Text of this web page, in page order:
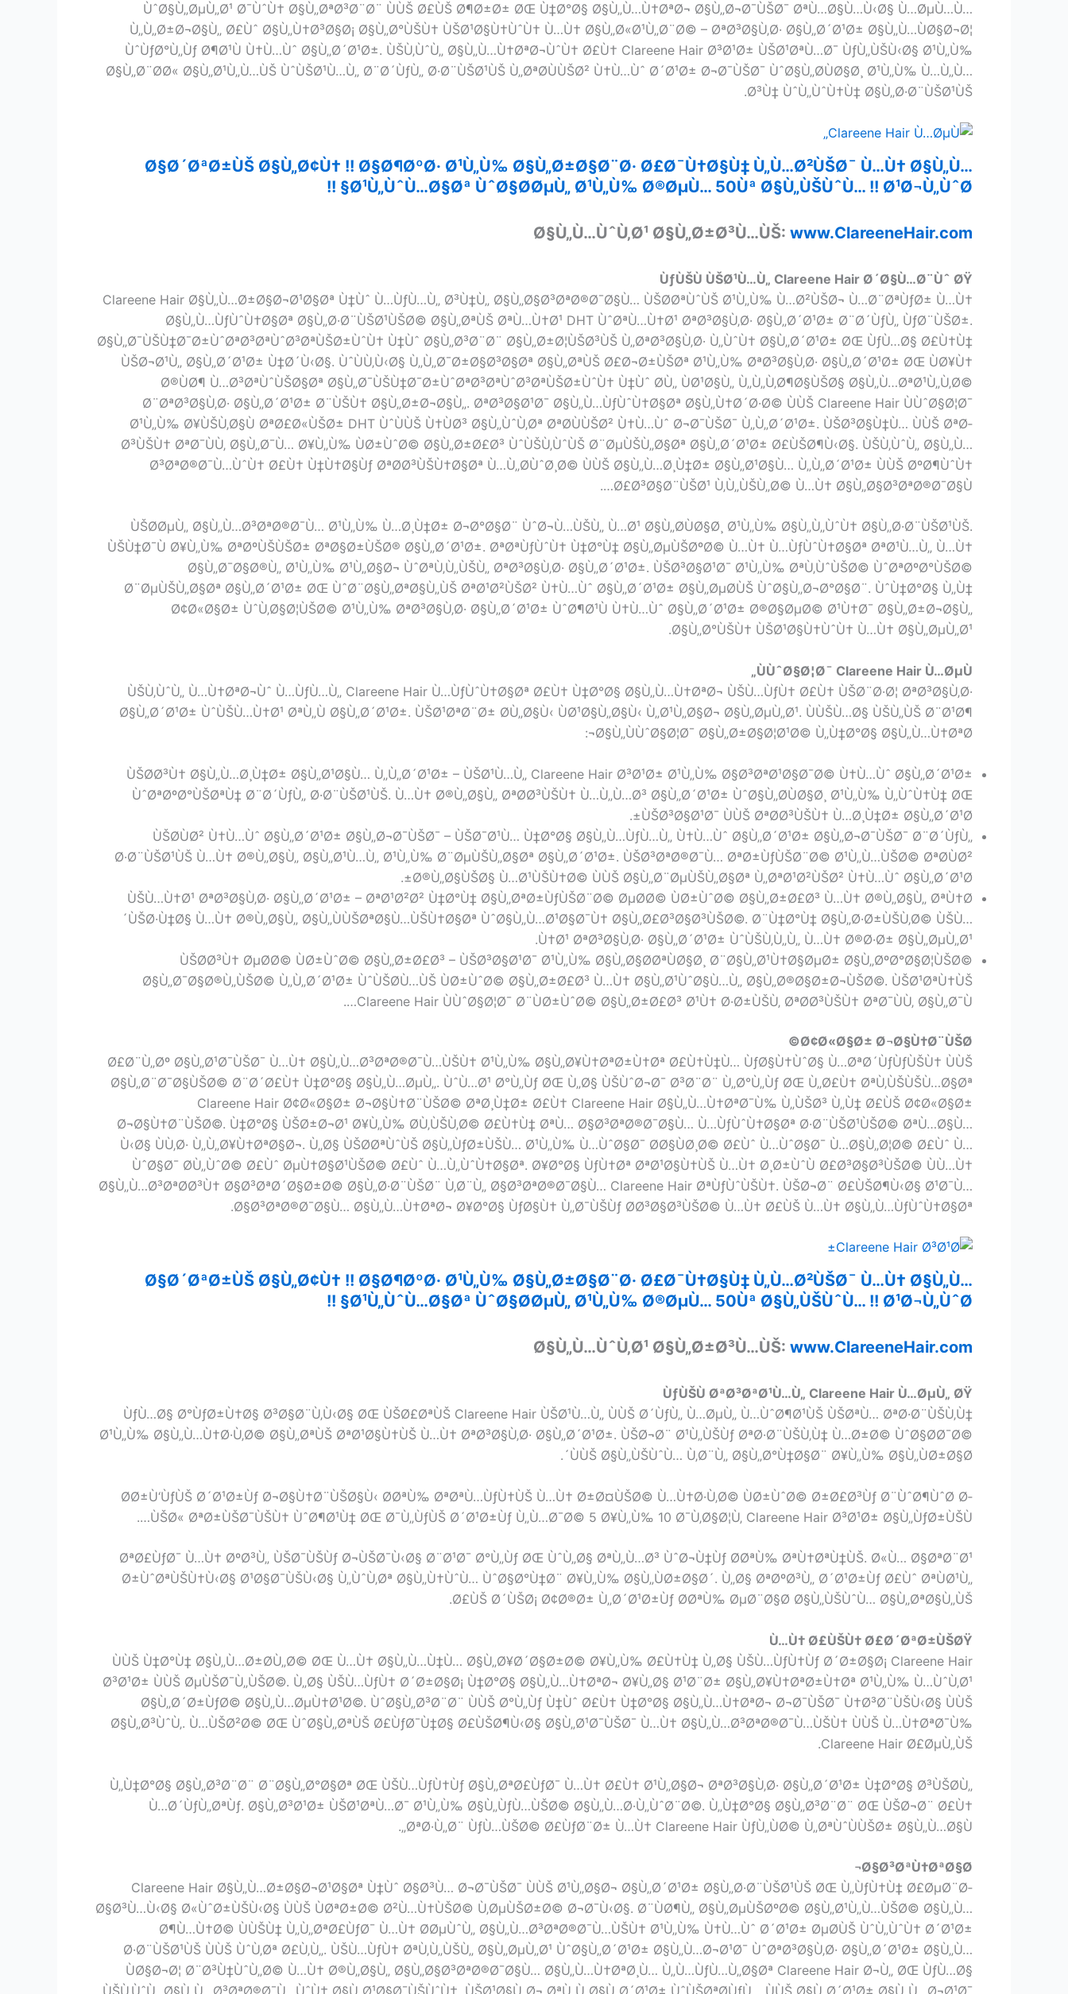
ÙˆØ§Ù„ØµÙ„Ø¹ Ø¯ÙˆÙ† Ø§Ù„ØªØ³Ø¨Ø¨ ÙÙŠ Ø£ÙŠ Ø¶Ø±Ø± ØŒ Ù‡Ø°Ø§ Ø§Ù„Ù…Ù†ØªØ¬ Ø§Ù„Ø¬Ø¯ÙŠØ¯ ØªÙ…Ø§Ù…Ù‹Ø§ Ù…ØµÙ…Ù…
Ù„Ù„Ø±Ø¬Ø§Ù„ Ø£Ùˆ Ø§Ù„Ù†Ø³Ø§Ø¡ Ø§Ù„Ø°ÙŠÙ† ÙŠØ¹Ø§Ù†ÙˆÙ† Ù…Ù† Ø§Ù„Ø«Ø¹Ù„Ø¨Ø© – ØªØ³Ø§Ù‚Ø· Ø§Ù„Ø´Ø¹Ø± Ø§Ù„Ù…ÙØ§Ø¬Ø¦
ÙˆÙƒØ°Ù„Ùƒ Ø¶Ø¹Ù Ù†Ù…Ùˆ Ø§Ù„Ø´Ø¹Ø±. ÙŠÙ‚ÙˆÙ„ Ø§Ù„Ù…Ù†ØªØ¬ÙˆÙ† Ø£Ù† Clareene Hair Ø³Ø¹Ø± ÙŠØ¹ØªÙ…Ø¯ ÙƒÙ„ÙŠÙ‹Ø§ Ø¹Ù„Ù‰
Ø§Ù„Ø¨Ø­Ø« Ø§Ù„Ø¹Ù„Ù…ÙŠ ÙˆÙŠØ¹Ù…Ù„ Ø¨Ø´ÙƒÙ„ Ø·Ø¨ÙŠØ¹ÙŠ Ù„ØªØ­ÙÙŠØ² Ù†Ù…Ùˆ Ø´Ø¹Ø± Ø¬Ø¯ÙŠØ¯ ÙˆØ§Ù„Ø­ÙØ§Ø¸ Ø¹Ù„Ù‰ Ù…Ù„Ù…
Ø³Ù‡ ÙˆÙ„ÙˆÙ†Ù‡ Ø§Ù„Ø·Ø¨ÙŠØ¹ÙŠ.
Ø§Ø´ØªØ±ÙŠ Ø§Ù„Ø¢Ù† !! Ø§Ø¶ØºØ· Ø¹Ù„Ù‰ Ø§Ù„Ø±Ø§Ø¨Ø· Ø£Ø¯Ù†Ø§Ù‡ Ù„Ù…Ø²ÙŠØ¯ Ù…Ù† Ø§Ù„Ù…
Ø¹Ù„ÙˆÙ…Ø§Øª ÙˆØ§Ø­ØµÙ„ Ø¹Ù„Ù‰ Ø®ØµÙ… 50Ùª Ø§Ù„ÙŠÙˆÙ… !! Ø¹Ø¬Ù„ÙˆØ§ !!
Ø§Ù„Ù…ÙˆÙ‚Ø¹ Ø§Ù„Ø±Ø³Ù…ÙŠ: www.ClareeneHair.com
ÙƒÙŠÙ ÙŠØ¹Ù…Ù„ Clareene Hair Ø´Ø§Ù…Ø¨Ùˆ ØŸ
Clareene Hair Ø§Ù„Ù…Ø±Ø§Ø¬Ø¹Ø§Øª Ù‡Ùˆ Ù…ÙƒÙ…Ù„ Ø³Ù‡Ù„ Ø§Ù„Ø§Ø³ØªØ®Ø¯Ø§Ù… ÙŠØ­ØªÙˆÙŠ Ø¹Ù„Ù‰ Ù…Ø²ÙŠØ¬ Ù…Ø¨ØªÙƒØ± Ù…Ù†
Ø§Ù„Ù…ÙƒÙˆÙ†Ø§Øª Ø§Ù„Ø·Ø¨ÙŠØ¹ÙŠØ© Ø§Ù„ØªÙŠ ØªÙ…Ù†Ø¹ DHT ÙˆØªÙ…Ù†Ø¹ ØªØ³Ø§Ù‚Ø· Ø§Ù„Ø´Ø¹Ø± Ø¨Ø´ÙƒÙ„ ÙƒØ¨ÙŠØ±.
Ø§Ù„Ø¯ÙŠÙ‡Ø¯Ø±ÙˆØªØ³ØªÙˆØ³ØªÙŠØ±ÙˆÙ† Ù‡Ùˆ Ø§Ù„Ø³Ø¨Ø¨ Ø§Ù„Ø±Ø¦ÙŠØ³ÙŠ Ù„ØªØ³Ø§Ù‚Ø· Ù„ÙˆÙ† Ø§Ù„Ø´Ø¹Ø± ØŒ ÙƒÙ…Ø§ Ø£Ù†Ù‡
ÙŠØ¬Ø¹Ù„ Ø§Ù„Ø´Ø¹Ø± Ù‡Ø´Ù‹Ø§. ÙˆÙÙ‚Ù‹Ø§ Ù„Ù„Ø¯Ø±Ø§Ø³Ø§Øª Ø§Ù„ØªÙŠ Ø£Ø¬Ø±ÙŠØª Ø¹Ù„Ù‰ ØªØ³Ø§Ù‚Ø· Ø§Ù„Ø´Ø¹Ø± ØŒ ÙØ¥Ù†
Ø®ÙØ¶ Ù…Ø³ØªÙˆÙŠØ§Øª Ø§Ù„Ø¯ÙŠÙ‡Ø¯Ø±ÙˆØªØ³ØªÙˆØ³ØªÙŠØ±ÙˆÙ† Ù‡Ùˆ Ø­Ù„ ÙØ¹Ø§Ù„ Ù„Ù„Ù‚Ø¶Ø§ÙŠØ§ Ø§Ù„Ù…ØªØ¹Ù„Ù‚Ø©
Ø¨ØªØ³Ø§Ù‚Ø· Ø§Ù„Ø´Ø¹Ø± Ø¨ÙŠÙ† Ø§Ù„Ø±Ø¬Ø§Ù„. ØªØ³Ø§Ø¹Ø¯ Ø§Ù„Ù…ÙƒÙˆÙ†Ø§Øª Ø§Ù„Ù†Ø´Ø·Ø© ÙÙŠ Clareene Hair ÙÙˆØ§Ø¦Ø¯
Ø¹Ù„Ù‰ Ø¥ÙŠÙ‚Ø§Ù ØªØ£Ø«ÙŠØ± DHT ÙˆÙÙŠ Ù†ÙØ³ Ø§Ù„ÙˆÙ‚Øª ØªØ­ÙÙŠØ² Ù†Ù…Ùˆ Ø¬Ø¯ÙŠØ¯ Ù„Ù„Ø´Ø¹Ø±. ÙŠØ³Ø§Ù‡Ù… ÙÙŠ ØªØ­
Ø³ÙŠÙ† ØªØ¯ÙÙ‚ Ø§Ù„Ø¯Ù… Ø¥Ù„Ù‰ ÙØ±ÙˆØ© Ø§Ù„Ø±Ø£Ø³ ÙˆÙŠÙ‚ÙˆÙŠ Ø¨ØµÙŠÙ„Ø§Øª Ø§Ù„Ø´Ø¹Ø± Ø£ÙŠØ¶Ù‹Ø§. ÙŠÙ‚ÙˆÙ„ Ø§Ù„Ù…
Ø³ØªØ®Ø¯Ù…ÙˆÙ† Ø£Ù† Ù‡Ù†Ø§Ùƒ ØªØ­Ø³ÙŠÙ†Ø§Øª Ù…Ù„Ø­ÙˆØ¸Ø© ÙÙŠ Ø§Ù„Ù…Ø¸Ù‡Ø± Ø§Ù„Ø¹Ø§Ù… Ù„Ù„Ø´Ø¹Ø± ÙÙŠ ØºØ¶ÙˆÙ†
Ø£Ø³Ø§Ø¨ÙŠØ¹ Ù‚Ù„ÙŠÙ„Ø© Ù…Ù† Ø§Ù„Ø§Ø³ØªØ®Ø¯Ø§Ù….
ÙŠØ­ØµÙ„ Ø§Ù„Ù…Ø³ØªØ®Ø¯Ù… Ø¹Ù„Ù‰ Ù…Ø¸Ù‡Ø± Ø¬Ø°Ø§Ø¨ ÙˆØ¬Ù…ÙŠÙ„ Ù…Ø¹ Ø§Ù„Ø­ÙØ§Ø¸ Ø¹Ù„Ù‰ Ø§Ù„Ù„ÙˆÙ† Ø§Ù„Ø·Ø¨ÙŠØ¹ÙŠ.
ÙŠÙ‡Ø¯Ù Ø¥Ù„Ù‰ ØªØºÙŠÙŠØ± ØªØ§Ø±ÙŠØ® Ø§Ù„Ø´Ø¹Ø±. ØªØªÙƒÙˆÙ† Ù‡Ø°Ù‡ Ø§Ù„ØµÙŠØºØ© Ù…Ù† Ù…ÙƒÙˆÙ†Ø§Øª ØªØ¹Ù…Ù„ Ù…Ù†
Ø§Ù„Ø¯Ø§Ø®Ù„ Ø¹Ù„Ù‰ Ø¹Ù„Ø§Ø¬ ÙˆØªÙ‚Ù„ÙŠÙ„ ØªØ³Ø§Ù‚Ø· Ø§Ù„Ø´Ø¹Ø±. ÙŠØ³Ø§Ø¹Ø¯ Ø¹Ù„Ù‰ ØªÙ‚ÙˆÙŠØ© ÙˆØªØºØ°ÙŠØ©
Ø¨ØµÙŠÙ„Ø§Øª Ø§Ù„Ø´Ø¹Ø± ØŒ ÙˆØ¨Ø§Ù„ØªØ§Ù„ÙŠ ØªØ¹Ø²ÙŠØ² Ù†Ù…Ùˆ Ø§Ù„Ø´Ø¹Ø± Ø§Ù„ØµØ­ÙŠ ÙˆØ§Ù„Ø¬Ø°Ø§Ø¨. ÙˆÙ‡Ø°Ø§ Ù„Ù‡
Ø¢Ø«Ø§Ø± ÙˆÙ‚Ø§Ø¦ÙŠØ© Ø¹Ù„Ù‰ ØªØ³Ø§Ù‚Ø· Ø§Ù„Ø´Ø¹Ø± ÙˆØ¶Ø¹Ù Ù†Ù…Ùˆ Ø§Ù„Ø´Ø¹Ø± Ø®Ø§ØµØ© Ø¹Ù†Ø¯ Ø§Ù„Ø±Ø¬Ø§Ù„
Ø§Ù„Ø°ÙŠÙ† ÙŠØ¹Ø§Ù†ÙˆÙ† Ù…Ù† Ø§Ù„ØµÙ„Ø¹.
ÙÙˆØ§Ø¦Ø¯ Clareene Hair Ù…ØµÙ„
ÙŠÙ‚ÙˆÙ„ Ù…Ù†ØªØ¬Ùˆ Ù…ÙƒÙ…Ù„ Clareene Hair Ù…ÙƒÙˆÙ†Ø§Øª Ø£Ù† Ù‡Ø°Ø§ Ø§Ù„Ù…Ù†ØªØ¬ ÙŠÙ…ÙƒÙ† Ø£Ù† ÙŠØ¨Ø·Ø¦ ØªØ³Ø§Ù‚Ø·
Ø§Ù„Ø´Ø¹Ø± ÙˆÙŠÙ…Ù†Ø¹ ØªÙ„Ù Ø§Ù„Ø´Ø¹Ø±. ÙŠØ¹ØªØ¨Ø± Ø­Ù„Ø§Ù‹ ÙØ¹Ø§Ù„Ø§Ù‹ Ù„Ø¹Ù„Ø§Ø¬ Ø§Ù„ØµÙ„Ø¹. ÙÙŠÙ…Ø§ ÙŠÙ„ÙŠ Ø¨Ø¹Ø¶
Ø§Ù„ÙÙˆØ§Ø¦Ø¯ Ø§Ù„Ø±Ø§Ø¦Ø¹Ø© Ù„Ù‡Ø°Ø§ Ø§Ù„Ù…Ù†ØªØ¬:
ÙŠØ­Ø³Ù† Ø§Ù„Ù…Ø¸Ù‡Ø± Ø§Ù„Ø¹Ø§Ù… Ù„Ù„Ø´Ø¹Ø± – ÙŠØ¹Ù…Ù„ Clareene Hair Ø³Ø¹Ø± Ø¹Ù„Ù‰ Ø§Ø³ØªØ¹Ø§Ø¯Ø© Ù†Ù…Ùˆ Ø§Ù„Ø´Ø¹Ø±
ÙˆØªØºØ°ÙŠØªÙ‡ Ø¨Ø´ÙƒÙ„ Ø·Ø¨ÙŠØ¹ÙŠ. Ù…Ù† Ø®Ù„Ø§Ù„ ØªØ­Ø³ÙŠÙ† Ù…Ù„Ù…Ø³ Ø§Ù„Ø´Ø¹Ø± ÙˆØ§Ù„Ø­ÙØ§Ø¸ Ø¹Ù„Ù‰ Ù„ÙˆÙ†Ù‡ ØŒ
ÙŠØ³Ø§Ø¹Ø¯ ÙÙŠ ØªØ­Ø³ÙŠÙ† Ù…Ø¸Ù‡Ø± Ø§Ù„Ø´Ø¹Ø±.
ÙŠØ­ÙØ² Ù†Ù…Ùˆ Ø§Ù„Ø´Ø¹Ø± Ø§Ù„Ø¬Ø¯ÙŠØ¯ – ÙŠØ¯Ø¹Ù… Ù‡Ø°Ø§ Ø§Ù„Ù…ÙƒÙ…Ù„ Ù†Ù…Ùˆ Ø§Ù„Ø´Ø¹Ø± Ø§Ù„Ø¬Ø¯ÙŠØ¯ Ø¨Ø´ÙƒÙ„
Ø·Ø¨ÙŠØ¹ÙŠ Ù…Ù† Ø®Ù„Ø§Ù„ Ø§Ù„Ø¹Ù…Ù„ Ø¹Ù„Ù‰ Ø¨ØµÙŠÙ„Ø§Øª Ø§Ù„Ø´Ø¹Ø±. ÙŠØ³ØªØ®Ø¯Ù… ØªØ±ÙƒÙŠØ¨Ø© Ø¹Ù„Ù…ÙŠØ© ØªØ­ÙØ²
Ø®Ù„Ø§ÙŠØ§ Ù…Ø¹ÙŠÙ†Ø© ÙÙŠ Ø§Ù„Ø¨ØµÙŠÙ„Ø§Øª Ù„ØªØ¹Ø²ÙŠØ² Ù†Ù…Ùˆ Ø§Ù„Ø´Ø¹Ø±.
ÙŠÙ…Ù†Ø¹ ØªØ³Ø§Ù‚Ø· Ø§Ù„Ø´Ø¹Ø± – ØªØ¹Ø²Ø² Ù‡Ø°Ù‡ Ø§Ù„ØªØ±ÙƒÙŠØ¨Ø© ØµØ­Ø© ÙØ±ÙˆØ© Ø§Ù„Ø±Ø£Ø³ Ù…Ù† Ø®Ù„Ø§Ù„ ØªÙ†Ø
´ÙŠØ·Ù‡Ø§ Ù…Ù† Ø®Ù„Ø§Ù„ Ø§Ù„ÙÙŠØªØ§Ù…ÙŠÙ†Ø§Øª ÙˆØ§Ù„Ù…Ø¹Ø§Ø¯Ù† Ø§Ù„Ø£Ø³Ø§Ø³ÙŠØ©. Ø¨Ù‡Ø°Ù‡ Ø§Ù„Ø·Ø±ÙŠÙ‚Ø© ÙŠÙ…
Ù†Ø¹ ØªØ³Ø§Ù‚Ø· Ø§Ù„Ø´Ø¹Ø± ÙˆÙŠÙ‚Ù„Ù„ Ù…Ù† Ø®Ø·Ø± Ø§Ù„ØµÙ„Ø¹.
ÙŠØ­Ø³Ù† ØµØ­Ø© ÙØ±ÙˆØ© Ø§Ù„Ø±Ø£Ø³ – ÙŠØ³Ø§Ø¹Ø¯ Ø¹Ù„Ù‰ Ø§Ù„Ø§Ø­ØªÙØ§Ø¸ Ø¨Ø§Ù„Ø¹Ù†Ø§ØµØ± Ø§Ù„ØºØ°Ø§Ø¦ÙŠØ©
Ø§Ù„Ø¯Ø§Ø®Ù„ÙŠØ© Ù„Ù„Ø´Ø¹Ø± ÙˆÙŠØ­Ù…ÙŠ ÙØ±ÙˆØ© Ø§Ù„Ø±Ø£Ø³ Ù…Ù† Ø§Ù„Ø¹ÙˆØ§Ù…Ù„ Ø§Ù„Ø®Ø§Ø±Ø¬ÙŠØ©. ÙŠØ¹ØªÙ†ÙŠ
Clareene Hair ÙÙˆØ§Ø¦Ø¯ Ø¨ÙØ±ÙˆØ© Ø§Ù„Ø±Ø£Ø³ Ø¹Ù† Ø·Ø±ÙŠÙ‚ ØªØ­Ø³ÙŠÙ† ØªØ¯ÙÙ‚ Ø§Ù„Ø¯Ù….
Ø¢Ø«Ø§Ø± Ø¬Ø§Ù†Ø¨ÙŠØ©
Ø£Ø¨Ù„Øº Ø§Ù„Ø¹Ø¯ÙŠØ¯ Ù…Ù† Ø§Ù„Ù…Ø³ØªØ®Ø¯Ù…ÙŠÙ† Ø¹Ù„Ù‰ Ø§Ù„Ø¥Ù†ØªØ±Ù†Øª Ø£Ù†Ù‡Ù… ÙƒØ§Ù†ÙˆØ§ Ù…ØªØ´ÙƒÙƒÙŠÙ† ÙÙŠ
Ø§Ù„Ø¨Ø¯Ø§ÙŠØ© Ø¨Ø´Ø£Ù† Ù‡Ø°Ø§ Ø§Ù„Ù…ØµÙ„. ÙˆÙ…Ø¹ Ø°Ù„Ùƒ ØŒ Ù„Ø§ ÙŠÙˆØ¬Ø¯ Ø³Ø¨Ø¨ Ù„Ø°Ù„Ùƒ ØŒ Ù„Ø£Ù† ØªÙ‚ÙŠÙŠÙ…Ø§Øª
Clareene Hair Ø¢Ø«Ø§Ø± Ø¬Ø§Ù†Ø¨ÙŠØ© ØªØ¸Ù‡Ø± Ø£Ù† Clareene Hair Ø§Ù„Ù…Ù†ØªØ¯Ù‰ Ù„ÙŠØ³ Ù„Ù‡ Ø£ÙŠ Ø¢Ø«Ø§Ø±
Ø¬Ø§Ù†Ø¨ÙŠØ©. Ù‡Ø°Ø§ ÙŠØ±Ø¬Ø¹ Ø¥Ù„Ù‰ Ø­Ù‚ÙŠÙ‚Ø© Ø£Ù†Ù‡ ØªÙ… Ø§Ø³ØªØ®Ø¯Ø§Ù… Ù…ÙƒÙˆÙ†Ø§Øª Ø·Ø¨ÙŠØ¹ÙŠØ© ØªÙ…Ø§Ù…
Ù‹Ø§ ÙÙ‚Ø· Ù„Ù„Ø¥Ù†ØªØ§Ø¬. Ù„Ø§ ÙŠØ­ØªÙˆÙŠ Ø§Ù„ÙƒØ±ÙŠÙ… Ø¹Ù„Ù‰ Ù…ÙˆØ§Ø¯ Ø­Ø§ÙØ¸Ø© Ø£Ùˆ Ù…ÙˆØ§Ø¯ Ù…Ø§Ù„Ø¦Ø© Ø£Ùˆ Ù…
ÙˆØ§Ø¯ Ø­Ù„ÙˆØ© Ø£Ùˆ ØµÙ†Ø§Ø¹ÙŠØ© Ø£Ùˆ Ù…Ù„ÙˆÙ†Ø§Øª. Ø¥Ø°Ø§ ÙƒÙ†Øª ØªØ¹Ø§Ù†ÙŠ Ù…Ù† Ø¸Ø±ÙˆÙ Ø£Ø³Ø§Ø³ÙŠØ© ÙÙ…Ù†
Ø§Ù„Ù…Ø³ØªØ­Ø³Ù† Ø§Ø³ØªØ´Ø§Ø±Ø© Ø§Ù„Ø·Ø¨ÙŠØ¨ Ù‚Ø¨Ù„ Ø§Ø³ØªØ®Ø¯Ø§Ù… Clareene Hair ØªÙƒÙˆÙŠÙ†. ÙŠØ¬Ø¨ Ø£ÙŠØ¶Ù‹Ø§ Ø¹Ø¯Ù…
Ø§Ø³ØªØ®Ø¯Ø§Ù… Ø§Ù„Ù…Ù†ØªØ¬ Ø¥Ø°Ø§ ÙƒØ§Ù† Ù„Ø¯ÙŠÙƒ Ø­Ø³Ø§Ø³ÙŠØ© Ù…Ù† Ø£ÙŠ Ù…Ù† Ø§Ù„Ù…ÙƒÙˆÙ†Ø§Øª.
Ø§Ø´ØªØ±ÙŠ Ø§Ù„Ø¢Ù† !! Ø§Ø¶ØºØ· Ø¹Ù„Ù‰ Ø§Ù„Ø±Ø§Ø¨Ø· Ø£Ø¯Ù†Ø§Ù‡ Ù„Ù…Ø²ÙŠØ¯ Ù…Ù† Ø§Ù„Ù…
Ø¹Ù„ÙˆÙ…Ø§Øª ÙˆØ§Ø­ØµÙ„ Ø¹Ù„Ù‰ Ø®ØµÙ… 50Ùª Ø§Ù„ÙŠÙˆÙ… !! Ø¹Ø¬Ù„ÙˆØ§ !!
Ø§Ù„Ù…ÙˆÙ‚Ø¹ Ø§Ù„Ø±Ø³Ù…ÙŠ: www.ClareeneHair.com
ÙƒÙŠÙ ØªØ³ØªØ¹Ù…Ù„ Clareene Hair Ù…ØµÙ„ ØŸ
ÙƒÙ…Ø§ Ø°ÙƒØ±Ù†Ø§ Ø³Ø§Ø¨Ù‚Ù‹Ø§ ØŒ ÙŠØ£ØªÙŠ Clareene Hair ÙŠØ¹Ù…Ù„ ÙÙŠ Ø´ÙƒÙ„ Ù…ØµÙ„ Ù…ÙˆØ¶Ø¹ÙŠ ÙŠØªÙ… ØªØ·Ø¨ÙŠÙ‚Ù‡
Ø¹Ù„Ù‰ Ø§Ù„Ù…Ù†Ø·Ù‚Ø© Ø§Ù„ØªÙŠ ØªØ¹Ø§Ù†ÙŠ Ù…Ù† ØªØ³Ø§Ù‚Ø· Ø§Ù„Ø´Ø¹Ø±. ÙŠØ¬Ø¨ Ø¹Ù„ÙŠÙƒ ØªØ·Ø¨ÙŠÙ‚Ù‡ Ù…Ø±Ø© ÙˆØ§Ø­Ø¯Ø©
ÙÙŠ Ø§Ù„ÙŠÙˆÙ… Ù‚Ø¨Ù„ Ø§Ù„Ø°Ù‡Ø§Ø¨ Ø¥Ù„Ù‰ Ø§Ù„ÙØ±Ø§Ø´.
Ø­Ø±Ù‘ÙƒÙŠ Ø´Ø¹Ø±Ùƒ Ø¬Ø§Ù†Ø¨ÙŠØ§Ù‹ Ø­ØªÙ‰ ØªØªÙ…ÙƒÙ†ÙŠ Ù…Ù† Ø±Ø¤ÙŠØ© Ù…Ù†Ø·Ù‚Ø© ÙØ±ÙˆØ© Ø±Ø£Ø³Ùƒ Ø¨ÙˆØ¶ÙˆØ­ Ø­
ÙŠØ« ØªØ±ÙŠØ¯ÙŠÙ† ÙˆØ¶Ø¹Ù‡ ØŒ Ø¯Ù„ÙƒÙŠ Ø´Ø¹Ø±Ùƒ Ù„Ù…Ø¯Ø© 5 Ø¥Ù„Ù‰ 10 Ø¯Ù‚Ø§Ø¦Ù‚ Clareene Hair Ø³Ø¹Ø± Ø§Ù„ÙƒØ±ÙŠÙ….
ØªØ£ÙƒØ¯ Ù…Ù† ØºØ³Ù„ ÙŠØ¯ÙŠÙƒ Ø¬ÙŠØ¯Ù‹Ø§ Ø¨Ø¹Ø¯ Ø°Ù„Ùƒ ØŒ ÙˆÙ„Ø§ ØªÙ„Ù…Ø³ ÙˆØ¬Ù‡Ùƒ Ø­ØªÙ‰ ØªÙ†ØªÙ‡ÙŠ. Ø«Ù… Ø§ØªØ¨Ø¹
Ø±ÙˆØªÙŠÙ†Ù‹Ø§ Ø¹Ø§Ø¯ÙŠÙ‹Ø§ Ù„ÙˆÙ‚Øª Ø§Ù„Ù†ÙˆÙ… ÙˆØ§Ø°Ù‡Ø¨ Ø¥Ù„Ù‰ Ø§Ù„ÙØ±Ø§Ø´. Ù„Ø§ ØªØºØ³Ù„ Ø´Ø¹Ø±Ùƒ Ø£Ùˆ ØªÙØ¹Ù„
Ø£ÙŠ Ø´ÙŠØ¡ Ø¢Ø®Ø± Ù„Ø´Ø¹Ø±Ùƒ Ø­ØªÙ‰ ØµØ¨Ø§Ø­ Ø§Ù„ÙŠÙˆÙ… Ø§Ù„ØªØ§Ù„ÙŠ.
Ù…Ù† Ø£ÙŠÙ† Ø£Ø´ØªØ±ÙŠØŸ
ÙÙŠ Ù‡Ø°Ù‡ Ø§Ù„Ù…Ø±Ø­Ù„Ø© ØŒ Ù…Ù† Ø§Ù„Ù…Ù‡Ù… Ø§Ù„Ø¥Ø´Ø§Ø±Ø© Ø¥Ù„Ù‰ Ø£Ù†Ù‡ Ù„Ø§ ÙŠÙ…ÙƒÙ†Ùƒ Ø´Ø±Ø§Ø¡ Clareene Hair
Ø³Ø¹Ø± ÙÙŠ ØµÙŠØ¯Ù„ÙŠØ©. Ù„Ø§ ÙŠÙ…ÙƒÙ† Ø´Ø±Ø§Ø¡ Ù‡Ø°Ø§ Ø§Ù„Ù…Ù†ØªØ¬ Ø¥Ù„Ø§ Ø¹Ø¨Ø± Ø§Ù„Ø¥Ù†ØªØ±Ù†Øª Ø¹Ù„Ù‰ Ù…ÙˆÙ‚Ø¹
Ø§Ù„Ø´Ø±ÙƒØ© Ø§Ù„Ù…ØµÙ†Ø¹Ø©. ÙˆØ§Ù„Ø³Ø¨Ø¨ ÙÙŠ Ø°Ù„Ùƒ Ù‡Ùˆ Ø£Ù† Ù‡Ø°Ø§ Ø§Ù„Ù…Ù†ØªØ¬ Ø¬Ø¯ÙŠØ¯ Ù†Ø³Ø¨ÙŠÙ‹Ø§ ÙÙŠ
Ø§Ù„Ø³ÙˆÙ‚. Ù…ÙŠØ²Ø© ØŒ ÙˆØ§Ù„ØªÙŠ Ø£ÙƒØ¯Ù‡Ø§ Ø£ÙŠØ¶Ù‹Ø§ Ø§Ù„Ø¹Ø¯ÙŠØ¯ Ù…Ù† Ø§Ù„Ù…Ø³ØªØ®Ø¯Ù…ÙŠÙ† ÙÙŠ Ù…Ù†ØªØ¯Ù‰
Clareene Hair Ø£ØµÙ„ÙŠ.
Ù„Ù‡Ø°Ø§ Ø§Ù„Ø³Ø¨Ø¨ Ø¨Ø§Ù„Ø°Ø§Øª ØŒ ÙŠÙ…ÙƒÙ†Ùƒ Ø§Ù„ØªØ£ÙƒØ¯ Ù…Ù† Ø£Ù† Ø¹Ù„Ø§Ø¬ ØªØ³Ø§Ù‚Ø· Ø§Ù„Ø´Ø¹Ø± Ù‡Ø°Ø§ Ø³ÙŠØ­Ù„
Ù…Ø´ÙƒÙ„ØªÙƒ. Ø§Ù„Ø³Ø¹Ø± ÙŠØ¹ØªÙ…Ø¯ Ø¹Ù„Ù‰ Ø§Ù„ÙƒÙ…ÙŠØ© Ø§Ù„Ù…Ø·Ù„ÙˆØ¨Ø©. Ù„Ù‡Ø°Ø§ Ø§Ù„Ø³Ø¨Ø¨ ØŒ ÙŠØ¬Ø¨ Ø£Ù†
ØªØ·Ù„Ø¨ ÙƒÙ…ÙŠØ© Ø£ÙƒØ¨Ø± Ù…Ù† Clareene Hair ÙƒÙ„ÙØ© Ù„ØªÙˆÙÙŠØ± Ø§Ù„Ù…Ø§Ù„.
Ø§Ø³ØªÙ†ØªØ§Ø¬
Clareene Hair Ø§Ù„Ù…Ø±Ø§Ø¬Ø¹Ø§Øª Ù‡Ùˆ Ø§Ø³Ù… Ø¬Ø¯ÙŠØ¯ ÙÙŠ Ø¹Ù„Ø§Ø¬ Ø§Ù„Ø´Ø¹Ø± Ø§Ù„Ø·Ø¨ÙŠØ¹ÙŠ ØŒ Ù„ÙƒÙ†Ù‡ Ø£ØµØ¨Ø­
Ø§Ø³Ù…Ù‹Ø§ Ø«ÙˆØ±ÙŠÙ‹Ø§ ÙÙŠ ÙØªØ±Ø© Ø²Ù…Ù†ÙŠØ© Ù‚ØµÙŠØ±Ø© Ø¬Ø¯Ù‹Ø§. Ø¨ÙØ¶Ù„ Ø§Ù„ØµÙŠØºØ© Ø§Ù„Ø¹Ù„Ù…ÙŠØ© Ø§Ù„Ù…
Ø¶Ù…Ù†Ø© ÙÙŠÙ‡ Ù„Ù„ØªØ£ÙƒØ¯ Ù…Ù† Ø­ØµÙˆÙ„ Ø§Ù„Ù…Ø³ØªØ®Ø¯Ù…ÙŠÙ† Ø¹Ù„Ù‰ Ù†Ù…Ùˆ Ø´Ø¹Ø± ØµØ­ÙŠ ÙˆÙ„ÙˆÙ† Ø´Ø¹Ø±
Ø·Ø¨ÙŠØ¹ÙŠ ÙÙŠ ÙˆÙ‚Øª Ø£Ù‚Ù„. ÙŠÙ…ÙƒÙ† ØªÙ‚Ù„ÙŠÙ„ Ø§Ù„ØµÙ„Ø¹ ÙˆØ§Ù„Ø´Ø¹Ø± Ø§Ù„Ù…Ø¬Ø¹Ø¯ ÙˆØªØ³Ø§Ù‚Ø· Ø§Ù„Ø´Ø¹Ø± Ø§Ù„Ù…
ÙØ§Ø¬Ø¦ Ø¨Ø³Ù‡ÙˆÙ„Ø© Ù…Ù† Ø®Ù„Ø§Ù„ Ø§Ù„Ø§Ø³ØªØ®Ø¯Ø§Ù… Ø§Ù„Ù…Ù†ØªØ¸Ù… Ù„Ù…ÙƒÙ…Ù„Ø§Øª Clareene Hair Ø¬Ù„ ØŒ ÙƒÙ…Ø§